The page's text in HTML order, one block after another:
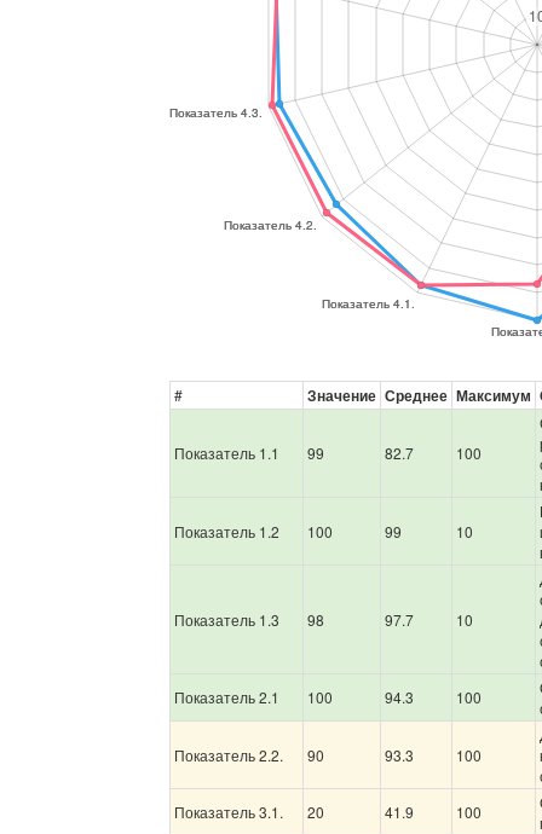
# Значение Среднее Максимум
Показатель 1.1 99 82.7 100
Показатель 1.2 100 99 10
Показатель 1.3 98 97.7 10
Показатель 2.1
100 94.3 100
Показатель 2.2. 90 93.3 100
Показатель 3.1.
20 41.9 100